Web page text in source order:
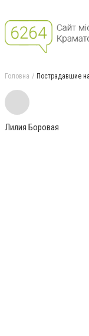
Головна Пострадавшие
Лилия Боровая